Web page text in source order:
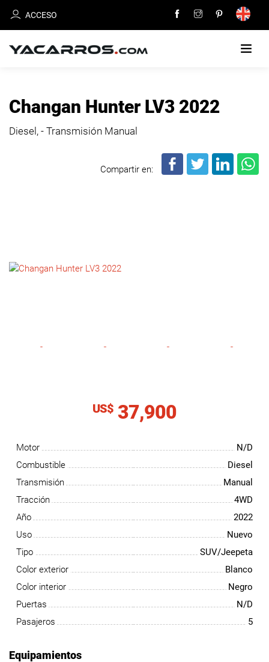
ACCESO
EN
NOTICIAS
Changan Hunter LV3 2022
Diesel, - Transmisión Manual
Compartir en:
US$ 37,900
Motor
N/D
Combustible
Diesel
Transmisión
Manual
Tracción
4WD
Año
2022
Uso
Nuevo
Tipo
SUV/Jeepeta
Color exterior
Blanco
Color interior
Negro
Puertas
N/D
Pasajeros
5
Equipamientos